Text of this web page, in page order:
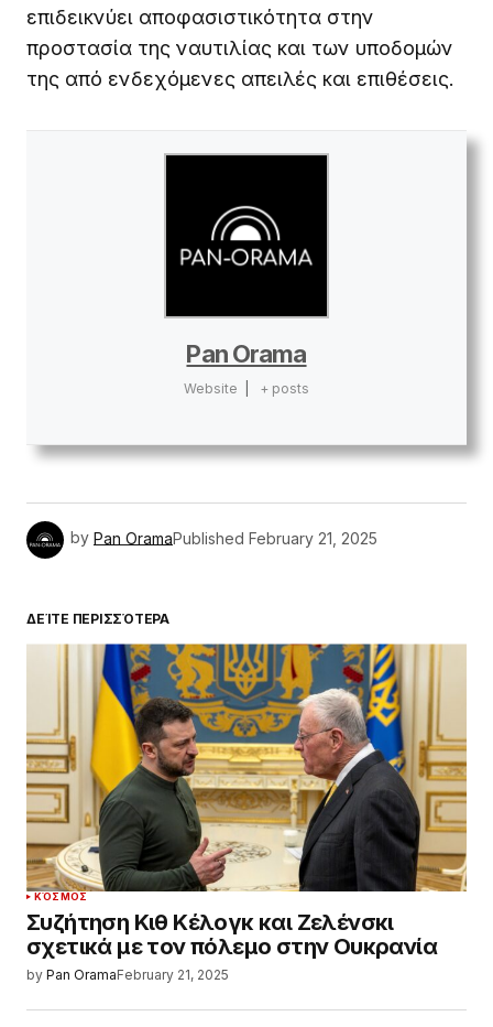
επιδεικνύει αποφασιστικότητα στην
προστασία της ναυτιλίας και των υποδομών
της από ενδεχόμενες απειλές και επιθέσεις.
Pan Orama
Website + posts
by Pan OramaPublished February 21, 2025
ΔΕΊΤΕ ΠΕΡΙΣΣΌΤΕΡΑ
ΚΌΣΜΟΣ
Συζήτηση Κιθ Κέλογκ και Ζελένσκι
σχετικά με τον πόλεμο στην Ουκρανία
by Pan OramaFebruary 21, 2025